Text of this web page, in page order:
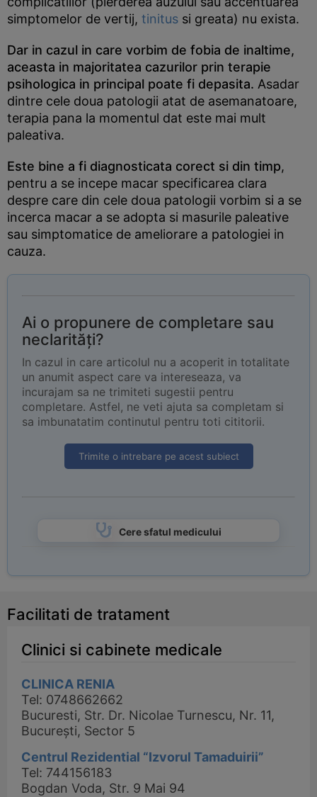
simptomelor de vertij, tinitus si greata) nu exista.
Dar in cazul in care vorbim de fobia de inaltime,
aceasta in majoritatea cazurilor prin terapie
psihologica in principal poate fi depasita. Asadar
dintre cele doua patologii atat de asemanatoare,
terapia pana la momentul dat este mai mult
paleativa.
Este bine a fi diagnosticata corect si din timp,
pentru a se incepe macar specificarea clara
despre care din cele doua patologii vorbim si a se
incerca macar a se adopta si masurile paleative
sau simptomatice de ameliorare a patologiei in
cauza.
Ai o propunere de completare sau
neclarități?
In cazul in care articolul nu a acoperit in totalitate
un anumit aspect care va intereseaza, va
incurajam sa ne trimiteti sugestii pentru
completare. Astfel, ne veti ajuta sa completam si
sa imbunatatim continutul pentru toti cititorii.
Trimite o intrebare pe acest subiect
Cere sfatul medicului
Facilitati de tratament
Clinici si cabinete medicale
CLINICA RENIA
Tel: 0748662662
Bucuresti, Str. Dr. Nicolae Turnescu, Nr. 11,
București, Sector 5
Centrul Rezidential “Izvorul Tamaduirii”
Tel: 744156183
Bogdan Voda, Str. 9 Mai 94